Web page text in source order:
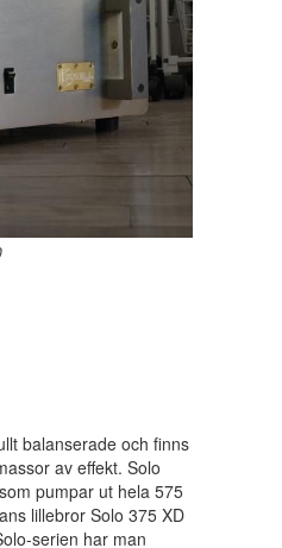
balanserade och finns
av effekt. Solo
pumpar ut hela 575
lillebror Solo 375 XD
serien har man